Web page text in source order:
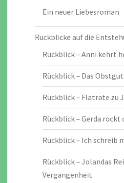
Ein neuer Liebesroman
Rückblicke auf die
Rückblick – Anni kehrt
Rückblick – Das
Rückblick – Flatrate zu
Rückblick – Gerda rockt
Rückblick – Ich schreib
Rückblick – Jolandas
Vergangenheit